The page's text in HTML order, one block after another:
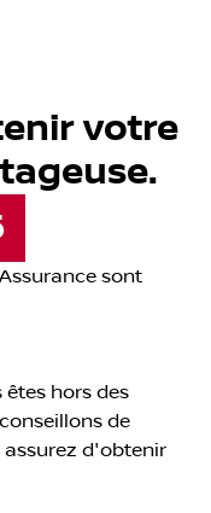
votre
sont
êtes hors des
de
d'obtenir